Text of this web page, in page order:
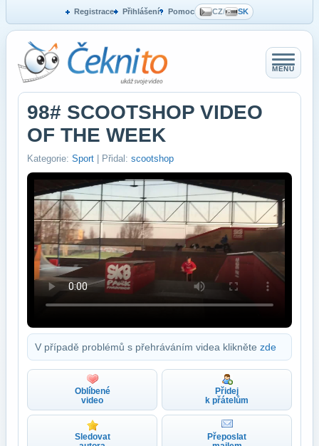
Registrace Přihlášení Pomoc CZ/ SK
MENU
98# SCOOTSHOP VIDEO
OF THE WEEK
Kategorie: Sport | Přidal: scootshop
V případě problémů s přehráváním videa klikněte zde
Oblíbené
video
Přidej
k přátelům
Sledovat
Přeposlat